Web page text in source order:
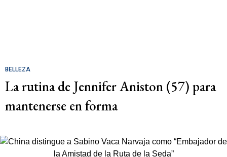
BELLEZA
La rutina de Jennifer Aniston (57) para
mantenerse en forma